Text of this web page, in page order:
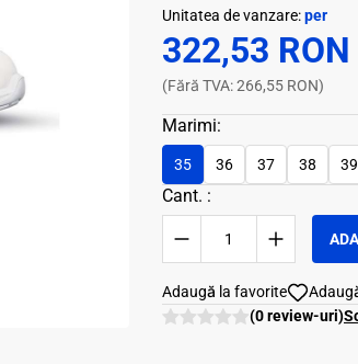
Unitatea de vanzare:per
322,53 RON
(Fără TVA: 266,55 RON)
Marimi:
35 36 37 38 39
Cant. :
Adaugă la favorite
(0 review-uri)